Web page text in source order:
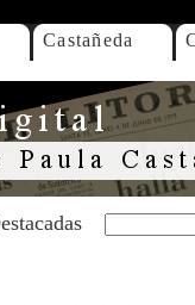
Castañeda